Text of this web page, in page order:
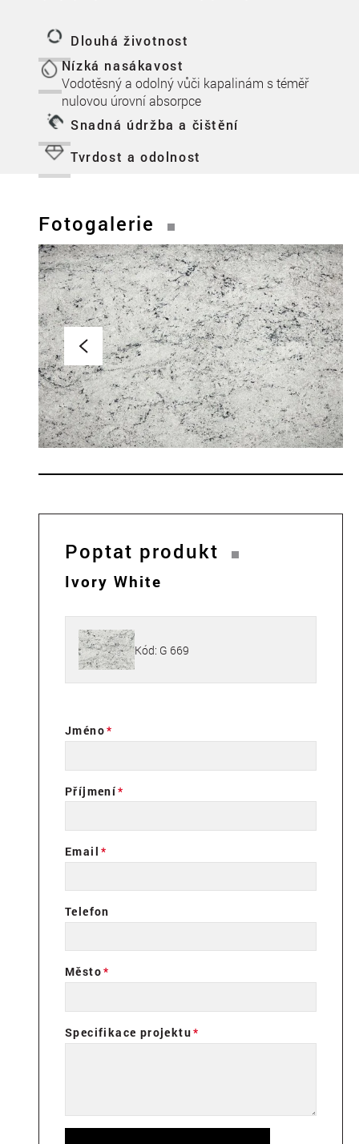
Dlouhá životnost
Nízká nasákavost
Vodotěsný a odolný vůči kapalinám s téměř
nulovou úrovní absorpce
Snadná údržba a čištění
Tvrdost a odolnost
Fotogalerie
Poptat produkt
Ivory White
Kód: G 669
Jméno
Příjmení
Email
Telefon
Město
Specifikace projektu